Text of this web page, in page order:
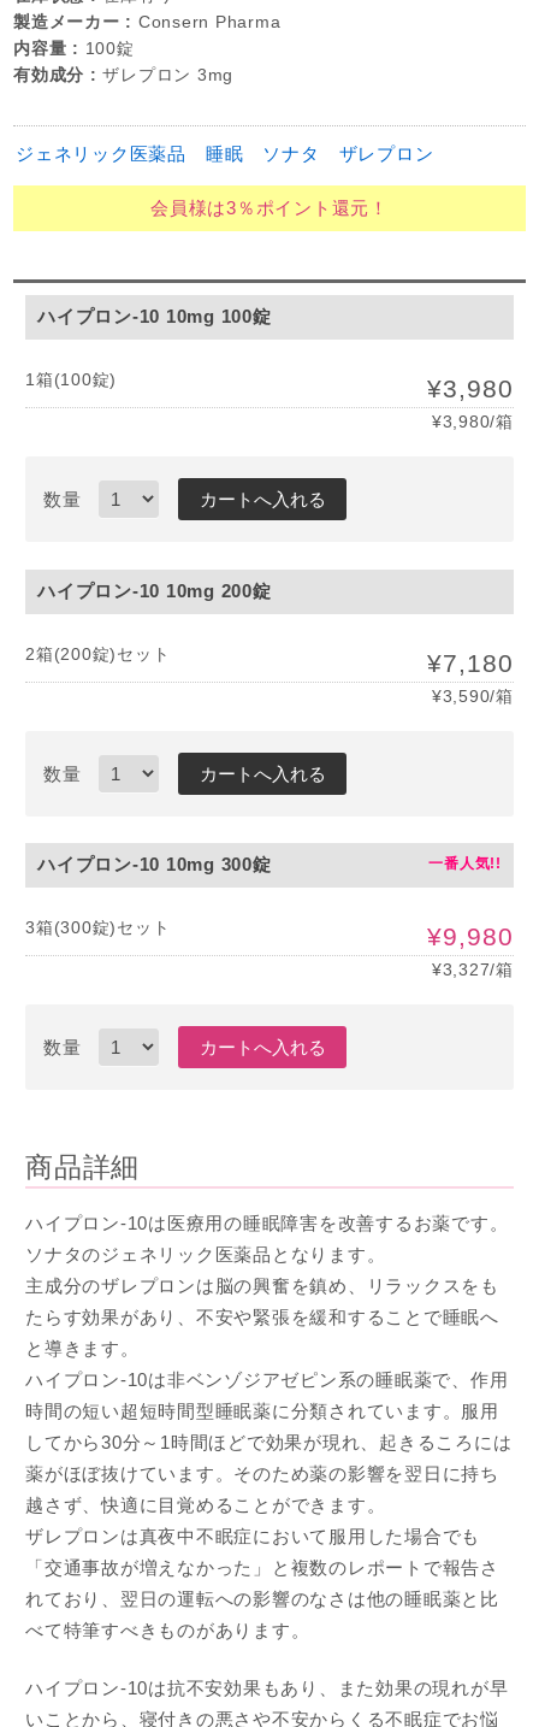
製造メーカー : Consern Pharma
内容量 : 100錠
有効成分 :ザレプロン 3mg
ジェネリック医薬品 睡眠 ソナタ ザレプロン
会員様は3％ポイント還元！
ハイプロン-10 10mg 100錠
1箱(100錠) ¥3,980
¥3,980/箱
数量
ハイプロン-10 10mg 200錠
2箱(200錠)セット ¥7,180
¥3,590/箱
数量
ハイプロン-10 10mg 300錠
3箱(300錠)セット ¥9,980
¥3,327/箱
数量
商品詳細
ハイプロン-10は医療用の睡眠障害を改善するお薬です。
ソナタのジェネリック医薬品となります。
主成分のザレプロンは脳の興奮を鎮め、リラックスをも
たらす効果があり、不安や緊張を緩和することで睡眠へ
と導きます。
ハイプロン-10は非ベンゾジアゼピン系の睡眠薬で、作用
時間の短い超短時間型睡眠薬に分類されています。服用
してから30分～1時間ほどで効果が現れ、起きるころには
薬がほぼ抜けています。そのため薬の影響を翌日に持ち
越さず、快適に目覚めることができます。
ザレプロンは真夜中不眠症において服用した場合でも
「交通事故が増えなかった」と複数のレポートで報告さ
れており、翌日の運転への影響のなさは他の睡眠薬と比
べて特筆すべきものがあります。
ハイプロン-10は抗不安効果もあり、また効果の現れが早
いことから、寝付きの悪さや不安からくる不眠症でお悩